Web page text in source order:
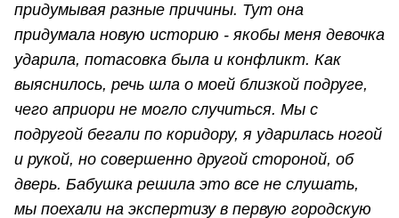
придумывая разные причины. Тут она
придумала новую историю - якобы меня девочка
ударила, потасовка была и конфликт. Как
выяснилось, речь шла о моей близкой подруге,
чего априори не могло случиться. Мы с
подругой бегали по коридору, я ударилась ногой
и рукой, но совершенно другой стороной, об
дверь. Бабушка решила это все не слушать,
мы поехали на экспертизу в первую городскую